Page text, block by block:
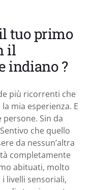
tuo primo
il
indiano ?
più ricorrenti che
mia esperienza. E
Sin da
che quello
da nessun’altra
completamente
abituati, molto
livelli sensoriali,